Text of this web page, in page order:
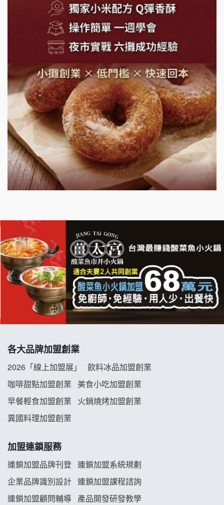
潮味決-湯滷專門店加盟說明會
鬍子茶加盟說明會
鮮茶道加盟說明會
微風亭鐵板燒加盟說明會
漫步藍咖啡加盟說明會
明石章魚燒加盟說明會
出櫃加盟說明會
千香漢堡加盟說明會
拉亞漢堡加盟說明會
杜芳子古味茶鋪加盟說明會
優握握×酸奶大獅加盟說明會
冬城門加盟說明會
龍涎居好湯加盟說明會
舒油頭加盟說明會
義氣豐發雞加盟說明會
Mr.Wish加盟說明會
各大品牌加盟創業
2026「線上加盟展」
飲料冰品加盟創業
咖啡甜點加盟創業
美食小吃加盟創業
早餐輕食加盟創業
火鍋燒烤加盟創業
異國料理加盟創業
加盟連鎖服務
連鎖加盟品牌刊登 連鎖加盟系統規劃
企業品牌識別設計 連鎖加盟課程諮詢
連鎖加盟顧問輔導 產品開發研發教學